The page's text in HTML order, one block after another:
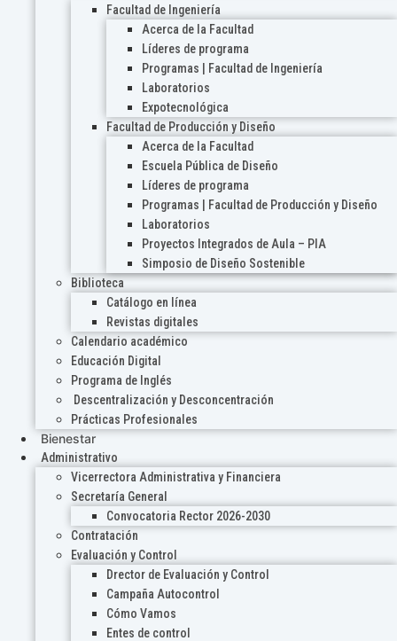
Facultad de Ingeniería
Acerca de la Facultad
Líderes de programa
Programas | Facultad de Ingeniería
Laboratorios
Expotecnológica
Facultad de Producción y Diseño
Acerca de la Facultad
Escuela Pública de Diseño
Líderes de programa
Programas | Facultad de Producción y Diseño
Laboratorios
Proyectos Integrados de Aula – PIA
Simposio de Diseño Sostenible
Biblioteca
Catálogo en línea
Revistas digitales
Calendario académico
Educación Digital
Programa de Inglés
Descentralización y Desconcentración
Prácticas Profesionales
Bienestar
Administrativo
Vicerrectora Administrativa y Financiera
Secretaría General
Convocatoria Rector 2026-2030
Contratación
Evaluación y Control
Drector de Evaluación y Control
Campaña Autocontrol
Cómo Vamos
Entes de control